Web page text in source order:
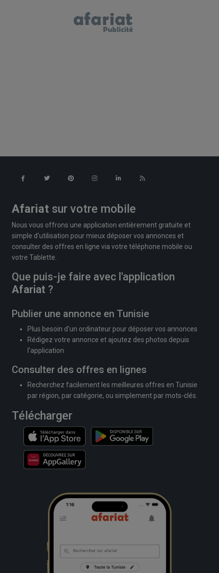
Afariat sur votre mobile
Nous vous offrons une application entièrement gratuite et
simple d'utilisation pour mieux déposer vos annonces et
consulter des offres en ligne via votre téléphone mobile ou
votre Tablette.
Que puis-je faire avec l'application
Afariat ?
Publier une annonce en Tunisie
Plus besoin d'un ordinateur pour déposer vos annonces
Rédigez votre annonce et ajoutez des photos depuis
l'application
Consulter des offres en lignes
Recherchez facilement les meilleures offres en Tunisie
par région, par catégorie, ou simplement par mots-clés.
Télécharger